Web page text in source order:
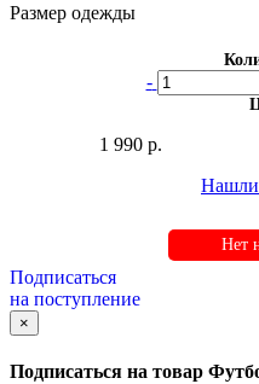
Размер одежды
-
1 990 р.
Нашли
Нет
Подписаться
на поступление
×
Подписаться на товар